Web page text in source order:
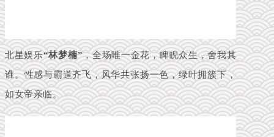
北星娱乐“林梦楠”，全场唯一金花，睥睨众生，舍我其
谁。性感与霸道齐飞，风华共张扬一色，绿叶拥簇下，
如女帝亲临。